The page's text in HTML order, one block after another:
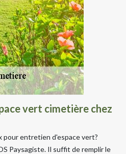
vert cimetière chez
pour entretien d'espace vert?
Paysagiste. Il suffit de remplir le